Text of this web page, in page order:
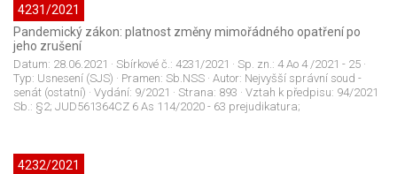
4231/2021
Pandemický zákon: platnost změny mimořádného opatření po
jeho zrušení
Datum: 28.06.2021 · Sbírkové č.: 4231/2021 · Sp. zn.: 4 Ao 4 /2021 - 25 ·
Typ: Usnesení (SJS) · Pramen: Sb.NSS · Autor: Nejvyšší správní soud -
senát (ostatní) · Vydání: 9/2021 · Strana: 893 · Vztah k předpisu: 94/2021
Sb.: §2; JUD561364CZ 6 As 114/2020 - 63 prejudikatura;
4232/2021